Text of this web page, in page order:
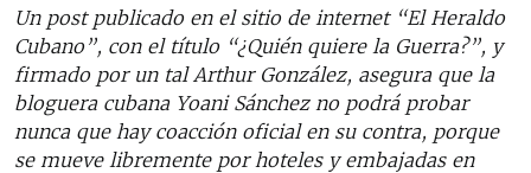
la
búsqueda
SOBRE CUBA
DEPORTES
ARTE Y ENTRETENIMIENTO
OPINIÓN GRÁFICA
AUDIOVISUALES MARTÍ
Un post publicado en el sitio de internet “El Heraldo
Cubano”, con el título “¿Quién quiere la Guerra?”, y
firmado por un tal Arthur González, asegura que la
bloguera cubana Yoani Sánchez no podrá probar
nunca que hay coacción oficial en su contra, porque
se mueve libremente por hoteles y embajadas en